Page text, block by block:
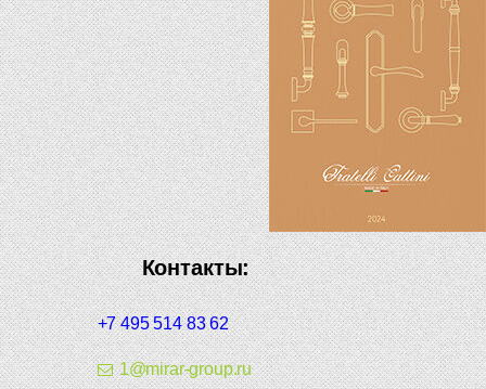
Контакты:
+7 495 514 83 62
1@mirar-group.ru